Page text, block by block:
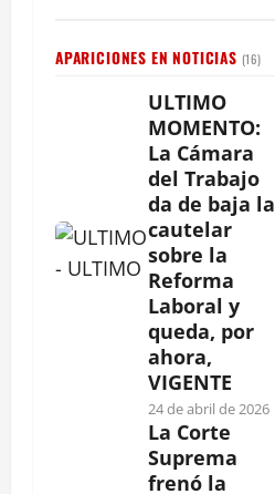
APARICIONES EN NOTICIAS (16)
ULTIMO
MOMENTO:
La Cámara
del Trabajo
da de baja la
cautelar
sobre la
Reforma
Laboral y
queda, por
ahora,
VIGENTE
24 de abril de 2026
La Corte
Suprema
frenó la